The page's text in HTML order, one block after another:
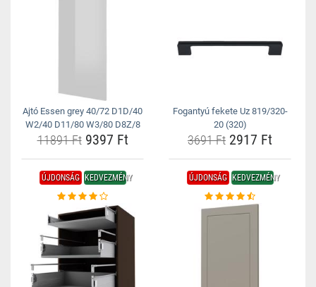
Ajtó Essen grey 40/72 D1D/40
W2/40 D11/80 W3/80 D8Z/8
11891 Ft9397 Ft
Fogantyú fekete Uz 819/320-
20 (320)
3691 Ft 2917 Ft
ÚJDONSÁG KEDVEZMÉNY ÚJDONSÁG KEDVEZMÉNY